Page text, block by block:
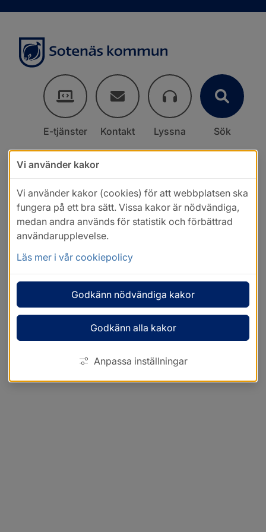
E-tjänster Kontakt Lyssna Sök
Vi använder kakor
Vi använder kakor (cookies) för att webbplatsen ska
fungera på ett bra sätt. Vissa kakor är nödvändiga,
medan andra används för statistik och förbättrad
användarupplevelse.
Läs mer i vår cookiepolicy
Godkänn nödvändiga kakor
Godkänn alla kakor
Anpassa inställningar